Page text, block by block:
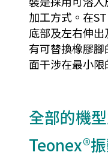
加工方式。在
底部及左右伸
有可替換橡膠
面干涉在最小限
全部的機
Teonex®